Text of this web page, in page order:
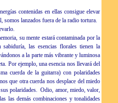
contenidas en ellas consigue elevar
somos lanzados fuera de la radio tortura.
su mente estará contaminada por la
las esencias florales tienen la
a la parte más vibrante y luminosa
Por ejemplo, una esencia nos llevará del
cuerda de la guitarra) con polaridades
que otra cuerda nos desplace del miedo
polaridades. Odio, amor, miedo, valor,
las demás combinaciones y tonalidades